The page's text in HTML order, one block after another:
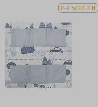
2-4 WOCHEN